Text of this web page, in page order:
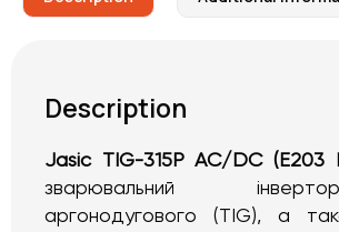
Description
Jasic TIG-315P AC/DC (E203
зварювальний
аргонодугового (TIG), а